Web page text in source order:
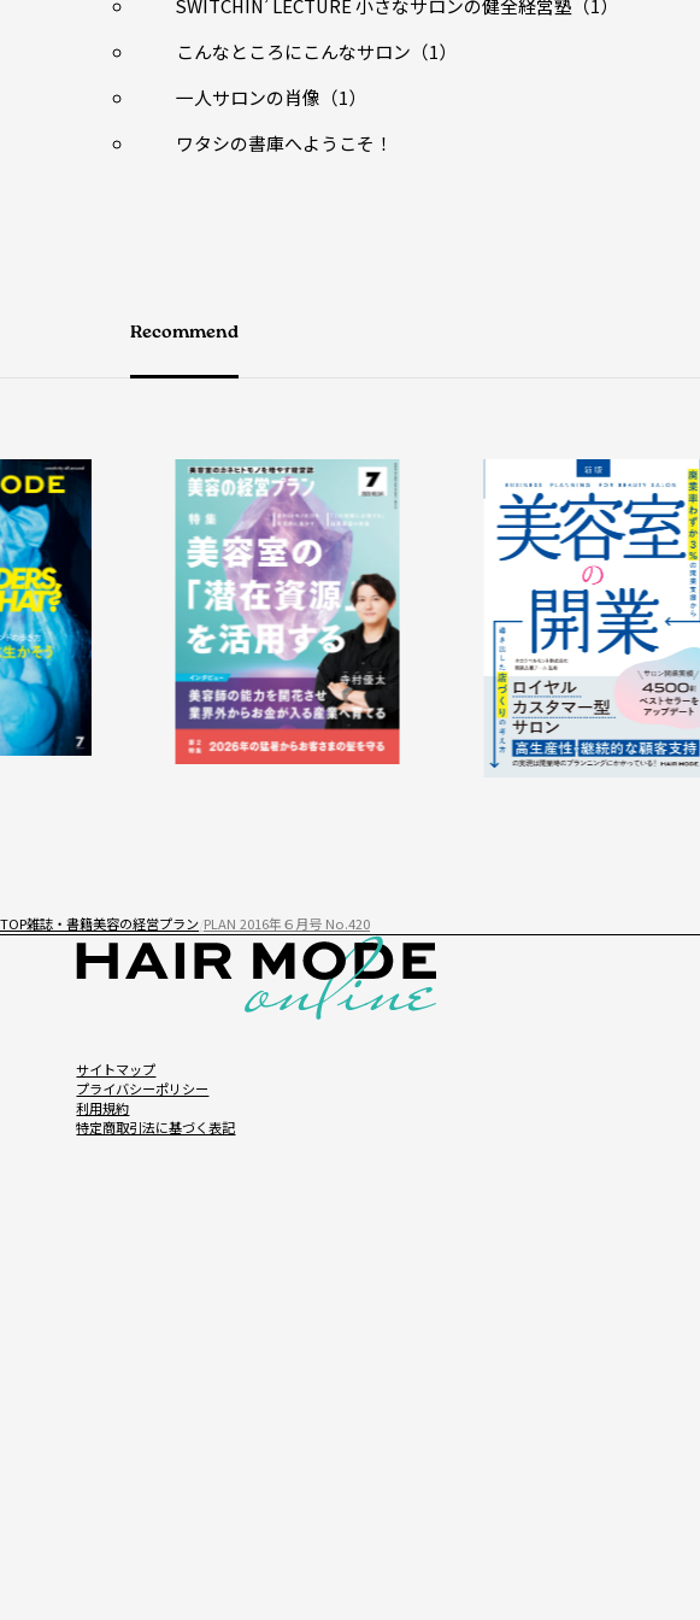
SWITCHIN’ LECTURE 小さなサロンの健全経営塾（1）
こんなところにこんなサロン（1）
一人サロンの肖像（1）
ワタシの書庫へようこそ！
Recommend
TOP雑誌・書籍美容の経営プラン PLAN 2016年６月号 No.420
サイトマップ
プライバシーポリシー
利用規約
特定商取引法に基づく表記